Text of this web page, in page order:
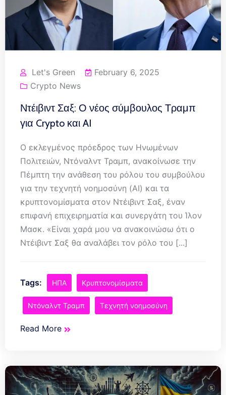
Let's Green
February 6, 2025
Crypto News
Ντέιβιντ Σαξ: Ο νέος σύμβουλος Τραμπ
για Crypto και AI
Ο εκλεγμένος πρόεδρος των Ηνωμένων
Πολιτειών, Ντόναλντ Τραμπ, ανακοίνωσε την
Πέμπτη την ανάθεση του ρόλου του συμβούλου
για την τεχνητή νοημοσύνη (AI) και τα
κρυπτονομίσματα στον Ντέιβιντ Σαξ, έναν
επιφανή επιχειρηματία και συνεργάτη του Ίλον
Μασκ. «Είναι χαρά μου να ανακοινώσω ότι ο
Ντέιβιντ Σαξ θα αναλάβει τον ρόλο του [...]
Tags: ΗΠΑ Κρυπτονομίσματα
Ντόναλντ Τραμπ Τεχνητή νοημοσύνη
Read More